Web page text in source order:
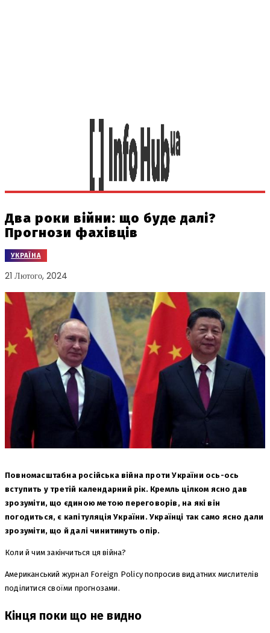
Два роки війни: що буде далі?
Прогнози фахівців
УКРАЇНА
21 Лютого, 2024
Повномасштабна російська війна проти України ось-ось
вступить у третій календарний рік. Кремль цілком ясно дав
зрозуміти, що єдиною метою переговорів, на які він
погодиться, є капітуляція України. Українці так само ясно дали
зрозуміти, що й далі чинитимуть опір.
Коли й чим закінчиться ця війна?
Американський журнал Foreign Policy попросив видатних мислителів
поділитися своїми прогнозами.
Кінця поки що не видно